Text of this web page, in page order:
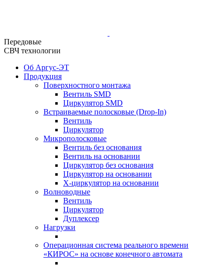
Передовые
СВЧ технологии
Об Аргус-ЭТ
Продукция
Поверхностного монтажа
Вентиль SMD
Циркулятор SMD
Встраиваемые полосковые (Drop-In)
Вентиль
Циркулятор
Микрополосковые
Вентиль без основания
Вентиль на основании
Циркулятор без основания
Циркулятор на основании
Х-циркулятор на основании
Волноводные
Вентиль
Циркулятор
Дуплексер
Нагрузки
Операционная система реального времени
«КИРОС» на основе конечного автомата